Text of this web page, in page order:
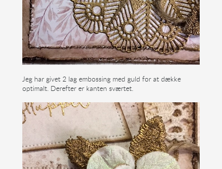
Jeg har givet 2 lag embossing med guld for at dække
optimalt. Derefter er kanten sværtet.